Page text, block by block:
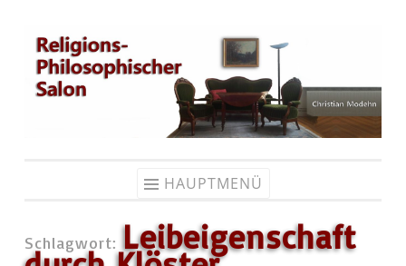
Zum
Inhalt
springen
HAUPTMENÜ
Schlagwort: Leibeigenschaft